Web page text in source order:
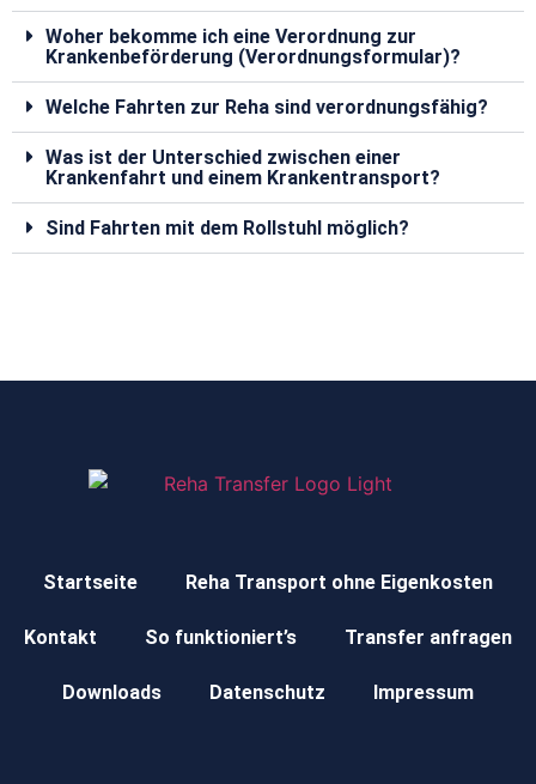
Woher bekomme ich eine Verordnung zur
Krankenbeförderung (Verordnungsformular)?
Welche Fahrten zur Reha sind verordnungsfähig?
Was ist der Unterschied zwischen einer
Krankenfahrt und einem Krankentransport?
Sind Fahrten mit dem Rollstuhl möglich?
Startseite Reha Transport ohne Eigenkosten
Kontakt So funktioniert’s Transfer anfragen
Downloads Datenschutz Impressum